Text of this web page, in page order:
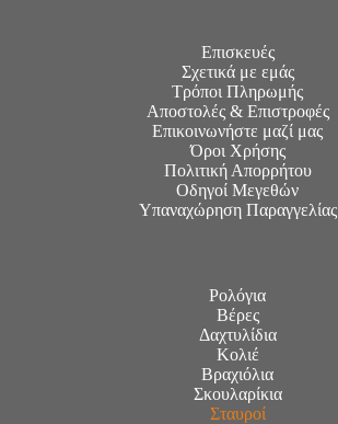
Επισκευές
Σχετικά με εμάς
Τρόποι Πληρωμής
Αποστολές & Επιστροφές
Επικοινωνήστε μαζί μας
Όροι Χρήσης
Πολιτική Απορρήτου
Οδηγοί Μεγεθών
Υπαναχώρηση Παραγγελίας
Ρολόγια
Βέρες
Δαχτυλίδια
Κολιέ
Βραχιόλια
Σκουλαρίκια
Σταυροί